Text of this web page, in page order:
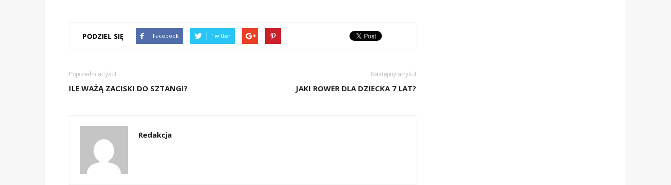
PODZIEL SIĘ Facebook Twitter
Poprzedni artykuł
ILE WAŻĄ ZACISKI DO SZTANGI?
Następny artykuł
JAKI ROWER DLA DZIECKA 7 LAT?
Redakcja